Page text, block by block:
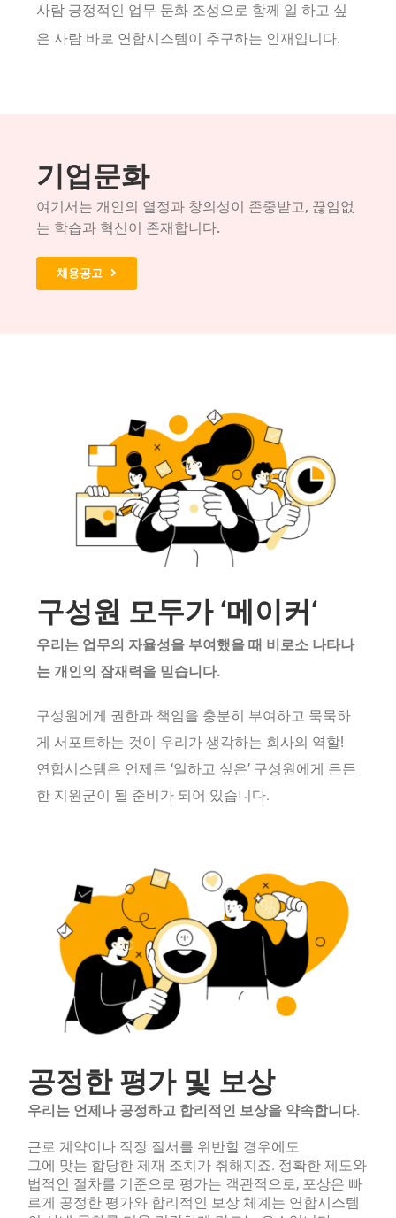
사람 긍정적인 업무 문화 조성으로 함께 일 하고 싶
은 사람 바로 연합시스템이 추구하는 인재입니다.
기업문화
여기서는 개인의 열정과 창의성이 존중받고, 끊임없
는 학습과 혁신이 존재합니다.
채용공고
구성원 모두가‘메이커‘
우리는 업무의 자율성을 부여했을 때 비로소 나타나
는 개인의 잠재력을 믿습니다.
구성원에게 권한과 책임을 충분히 부여하고 묵묵하
게 서포트하는 것이 우리가 생각하는 회사의 역할!
연합시스템은 언제든‘일하고 싶은’ 구성원에게 든든
한 지원군이 될 준비가 되어 있습니다.
공정한 평가 및 보상
우리는 언제나 공정하고 합리적인 보상을 약속합니다.
근로 계약이나 직장 질서를 위반할 경우에도
그에 맞는 합당한 제재 조치가 취해지죠. 정확한 제도와
법적인 절차를 기준으로 평가는 객관적으로, 포상은 빠
르게 공정한 평가와 합리적인 보상 체계는 연합시스템